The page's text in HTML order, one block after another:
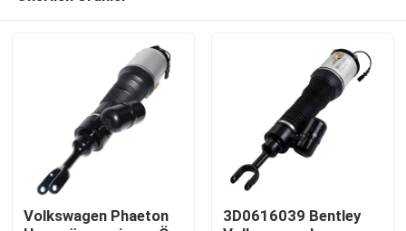
Volkswagen Phaeton
3D0616039 Bentley